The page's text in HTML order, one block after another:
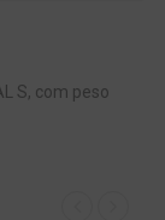
S, com peso